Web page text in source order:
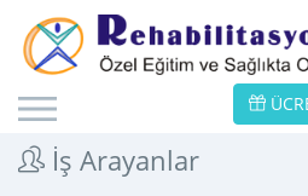
İş Arayanlar